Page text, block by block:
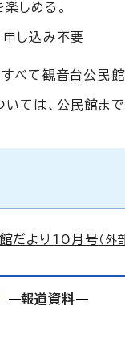
しめる。
申し込み不要
べて観音台公民館
ては、公民館ま
だより10月号 （外
報道資料